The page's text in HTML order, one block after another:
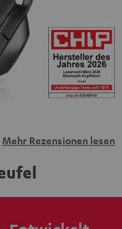
sind in der
.
Mehr Rezensionen lesen